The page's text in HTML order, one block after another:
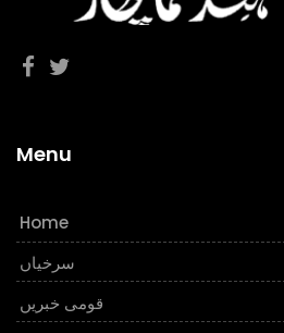
Menu
Home
سرخیاں
قومی خبریں